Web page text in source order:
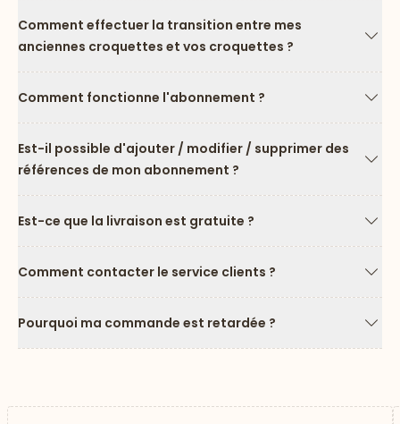
Comment effectuer la transition entre mes
anciennes croquettes et vos croquettes ?
Comment fonctionne l'abonnement ?
Est-il possible d'ajouter / modifier / supprimer des
références de mon abonnement ?
Est-ce que la livraison est gratuite ?
Comment contacter le service clients ?
Pourquoi ma commande est retardée ?